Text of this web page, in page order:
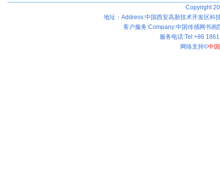
Copyright
地址：Address:中国西安高新技术开发区科
客户服务:Company:中国传感网书画
服务电话:Tel:+86
网络支持©中